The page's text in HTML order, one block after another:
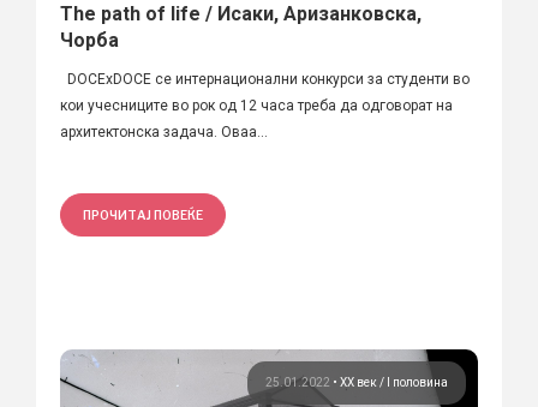
The path of life / Исаки, Аризанковска,
Чорба
DOCExDOCE се интернационални конкурси за студенти во
кои учесниците во рок од 12 часа треба да одговорат на
архитектонска задача. Оваа...
ПРОЧИТАЈ ПОВЕЌЕ
25.01.2022 • ХХ век / I половина